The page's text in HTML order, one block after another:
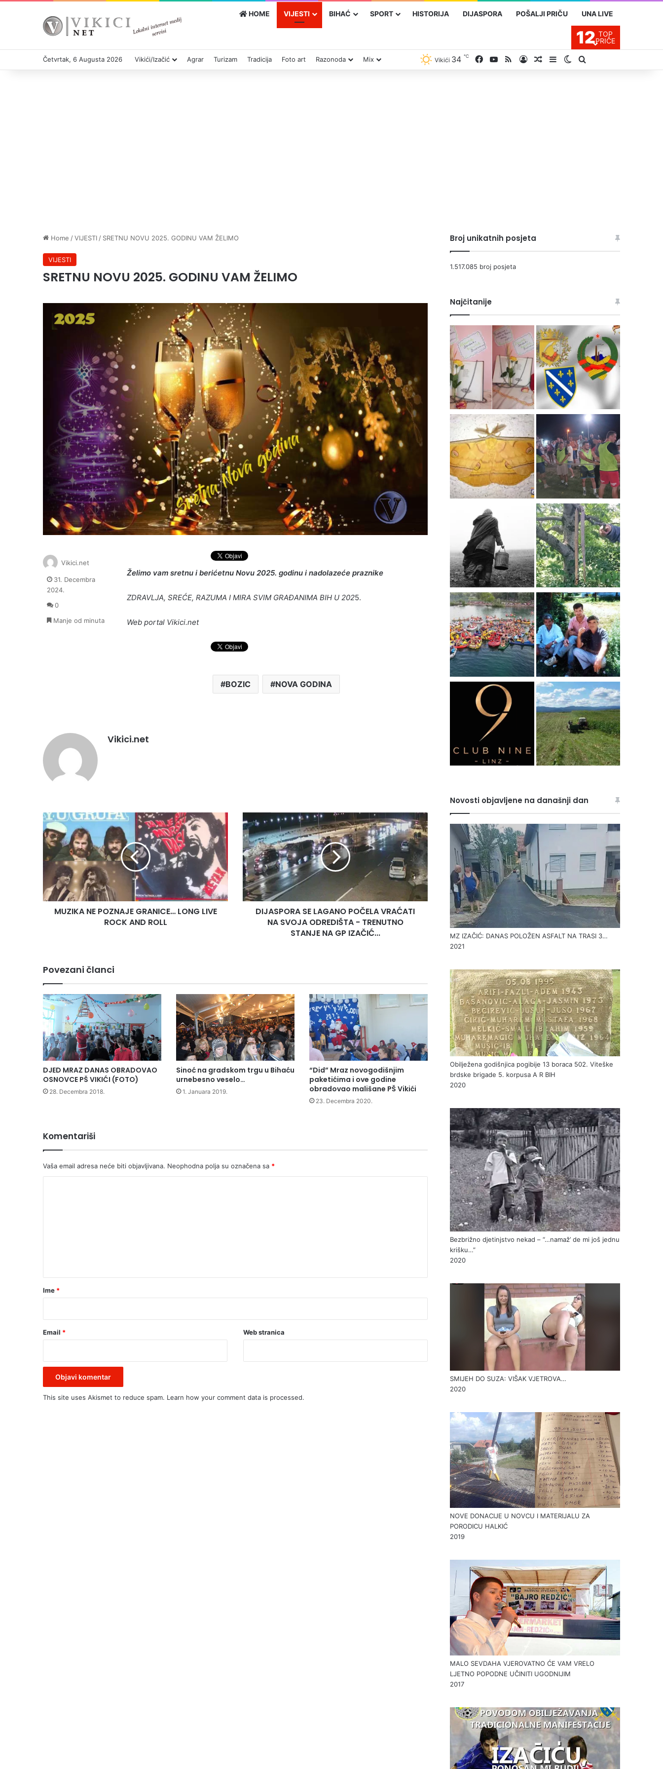
HOME VIJESTI BIHAĆ SPORT HISTORIJA DIJASPORA POŠALJI PRIČU UNA LIVE
12 TOP
PRIČE
Četvrtak, 6 Augusta 2026 Vikići/Izačić Agrar Turizam Tradicija Foto art Razonoda Mix Vikići 34 ℃ Facebook
YouTube
RSSPrijavite se
Slučajan proizvod
SidebarSwitch skin
Home /VIJESTI / SRETNU NOVU 2025. GODINU VAM ŽELIMO
VIJESTI
SRETNU NOVU 2025. GODINU VAM ŽELIMO
Želimo vam sretnu i berićetnu Novu 2025. godinu i nadolazeće praznike
ZDRAVLJA, SREĆE, RAZUMA I MIRA SVIM GRAĐANIMA BIH U 2025.
Web portal Vikici.net
BOZIC NOVA GODINA
Vikici.net
31. Decembra
2024.
0
Manje od minuta
Vikici.net
MUZIKA
NE
POZNAJE
GRANICE…
LONG
ROCK
AND
ROLL
MUZIKA NE POZNAJE GRANICE… LONG LIVE
ROCK AND ROLL
DIJASPORA
SE
LAGANO
POČELA
VRAĆATI
NA
SVOJA
ODREDIŠTA
-
TRENUTNO
DIJASPORA SE LAGANO POČELA VRAĆATI
NA SVOJA ODREDIŠTA - TRENUTNO
STANJE NA GP IZAČIĆ...
Povezani članci
DJED MRAZ DANAS OBRADOVAO
OSNOVCE PŠ VIKIĆI (FOTO)
28. Decembra 2018.
Sinoć na gradskom trgu u Bihaću
urnebesno veselo…
1. Januara 2019.
“Did” Mraz novogodišnjim
paketićima i ove godine
obradovao mališane PŠ Vikići
23. Decembra 2020.
Komentariši
Vaša email adresa neće biti objavljivana. Neophodna polja su označena sa *
r
Ime *
Email * Web stranica
This site uses Akismet to reduce spam. Learn how your comment data is processed.
Broj unikatnih posjeta
1.517.085 broj posjeta
Najčitanije
Novosti objavljene na današnji dan
MZ IZAČIĆ: DANAS POLOŽEN ASFALT NA TRASI 3…
2021
Obilježena godišnjica pogibije 13 boraca 502. Viteške
brdske brigade 5. korpusa A R BIH
2020
Bezbrižno djetinjstvo nekad – “…namaž’ de mi još jednu
krišku…”
2020
SMIJEH DO SUZA: VIŠAK VJETROVA…
2020
NOVE DONACIJE U NOVCU I MATERIJALU ZA
PORODICU HALKIĆ
2019
MALO SEVDAHA VJEROVATNO ĆE VAM VRELO
LJETNO POPODNE UČINITI UGODNIJIM
2017